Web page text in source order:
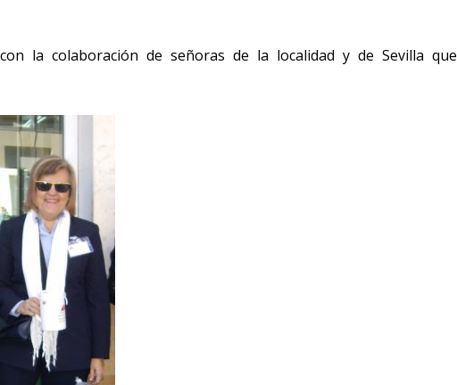
la colaboración de señoras de la localidad y de Sevilla que